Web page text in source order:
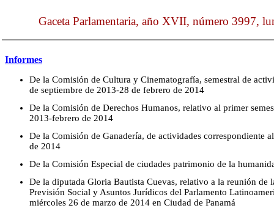
Gaceta Parlamentaria, año XVII, número 3997,
Informes
De la Comisión de Cultura y Cinematografía, semestral de
de septiembre de 2013-28 de febrero de 2014
De la Comisión de Derechos Humanos, relativo al primer
2013-febrero de 2014
De la Comisión de Ganadería, de actividades correspondiente
de 2014
De la Comisión Especial de ciudades patrimonio de la
De la diputada Gloria Bautista Cuevas, relativo a la reunión de
Previsión Social y Asuntos Jurídicos del Parlamento
miércoles 26 de marzo de 2014 en Ciudad de Panamá